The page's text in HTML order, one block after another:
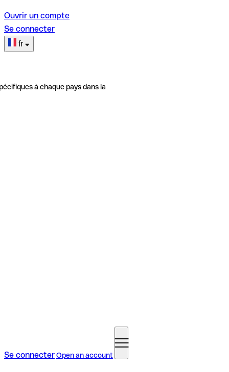
Ouvrir un compte
Se connecter
fr
à chaque pays dans la
Se connecterOpen an account